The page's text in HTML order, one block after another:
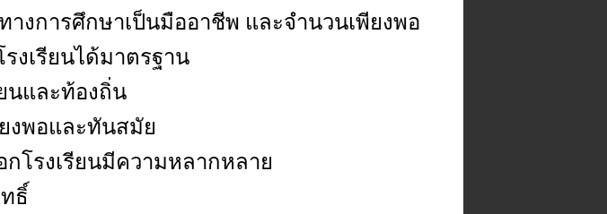
างการศึกษาเป็นมืออาชีพ และจำนวนเพียงพอ
งเรียนได้มาตรฐาน
นและท้องถิ่น
งพอและทันสมัย
โรงเรียนมีความหลากหลาย
ธิ์